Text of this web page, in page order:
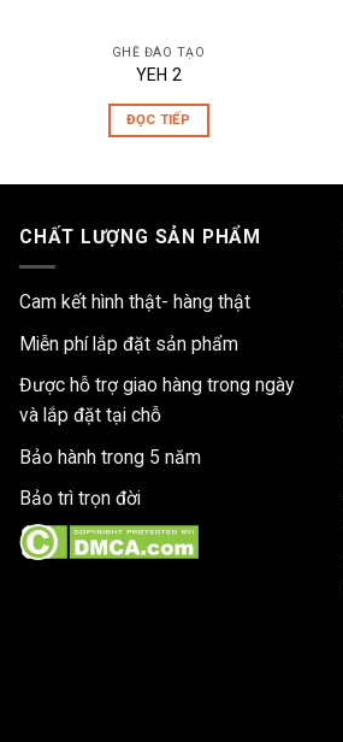
GHẾ ĐÀO TẠO
YEH 2
ĐỌC TIẾP
CHẤT LƯỢNG SẢN PHẨM
Cam kết hình thật- hàng thật
Miễn phí lắp đặt sản phẩm
Được hỗ trợ giao hàng trong ngày
và lắp đặt tại chỗ
Bảo hành trong 5 năm
Bảo trì trọn đời